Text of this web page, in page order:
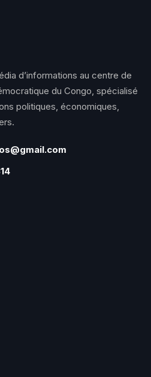
d’informations au centre de
du Congo, spécialisé
politiques, économiques,